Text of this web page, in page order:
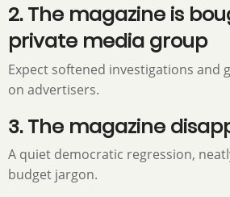
2. The magazine is
private media group
Expect softened investigations and
on advertisers.
3. The magazine
A quiet democratic regression,
budget jargon.